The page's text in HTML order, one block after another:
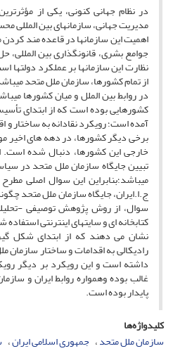
در نظام جهانی کنونی، یکی از
مدیریت جهانی، سازمانهای بین المللی
اهمیت این سازمانها در قاعده مند کردن
جوامع بشری، قانونگذاری بین
نظارت این سازمانها بر عملکرد دولتها
از تمام کشورها، سازمان ملل متحد
در روابط بین الملل و میان کشورها
کشورهایی بوده است که از ابتدای
آمده است؛ رویکرد نقادانه به ساختار و
برخی دیگر کشورها، در دهه های
خارجی این کشورها، دنبال شده
تبیین جایگاه سازمان ملل متحد در
میباشد؛بنابراین این سوال اصلی
ج.ا.ایران، جایگاه سازمان ملل متحد
سوال، از روش پژوهش توصیفی -تحلیلی
کتابخانه ای و سایتهای اینترنتی
نشان می دهند که از ابتدای شکل
رادیکالی به اقدامات و ساختار
داشته است و این رویکرد بر دیگر
غالب بوده وهمواره روابط ایران و
پایدار بوده است.
کلیدواژه‌ها
سازمان ملل متحد جمهوری اسلامی ایران